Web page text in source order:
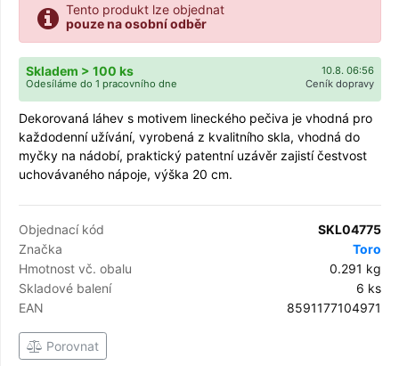
Tento produkt lze objednat
pouze na osobní odběr
10.8. 06:56
Skladem > 100 ks
Ceník dopravy
Odesíláme do 1 pracovního dne
Dekorovaná láhev s motivem lineckého pečiva je vhodná pro
každodenní užívání, vyrobená z kvalitního skla, vhodná do
myčky na nádobí, praktický patentní uzávěr zajistí čestvost
uchovávaného nápoje, výška 20 cm.
Objednací kód
SKL04775
Značka
Toro
Hmotnost vč. obalu
0.291 kg
Skladové balení
6 ks
EAN
8591177104971
Porovnat